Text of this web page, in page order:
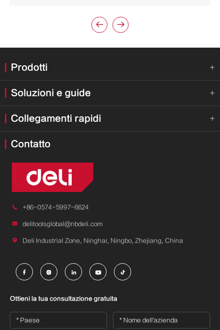
 
Prodotti 
Soluzioni e guide 
Collegamenti rapidi 
Contatto
 +86-0574-5997-6624
 delitoolsglobal@nbdeli.com
 Deli Industrial Zone, Ninghai, Ningbo, Zhejiang, China
    
Ottieni la tua consultazione gratuita